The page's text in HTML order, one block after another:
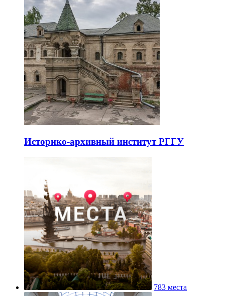
Историко-архивный институт РГГУ
783 места